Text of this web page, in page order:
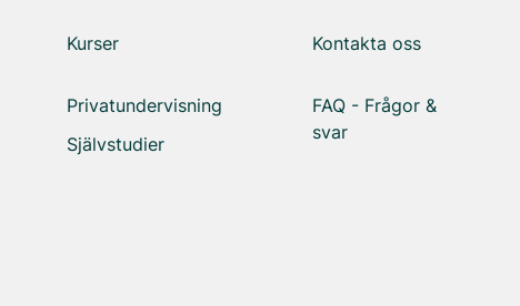
Kurser
Privatundervisning
Självstudier
Kontakta oss
FAQ - Frågor &
svar